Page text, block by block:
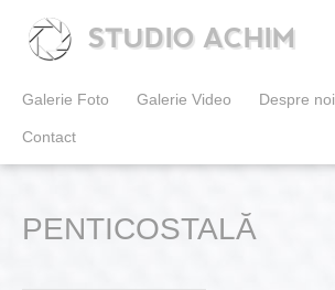
STUDIO ACHIM
Galerie Foto Galerie Video Despre noi
Contact
PENTICOSTALĂ